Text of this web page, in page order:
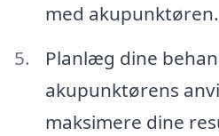
med akupunktøren.
Planlæg dine
akupunktørens
maksimere dine